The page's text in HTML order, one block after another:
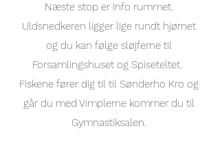
Næste stop er Info rummet.
Uldsnedkeren ligger lige rundt hjørnet
og du kan følge sløjferne til
Forsamlingshuset og Spiseteltet.
Fiskene fører dig til til Sønderho Kro og
går du med Vimplernekommer du til
Gymnastiksalen.